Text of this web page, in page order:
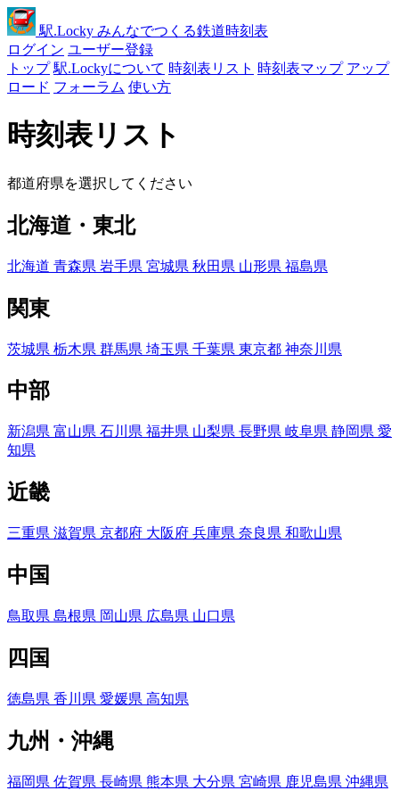
駅.Locky みんなでつくる鉄道時刻表
ログイン ユーザー登録
トップ 駅.Lockyについて 時刻表リスト 時刻表マップ アップ
ロード フォーラム 使い方
時刻表リスト
都道府県を選択してください
北海道・東北
北海道 青森県 岩手県 宮城県 秋田県 山形県 福島県
関東
茨城県 栃木県 群馬県 埼玉県 千葉県 東京都 神奈川県
中部
新潟県 富山県 石川県 福井県 山梨県 長野県 岐阜県 静岡県 愛
知県
近畿
三重県 滋賀県 京都府 大阪府 兵庫県 奈良県 和歌山県
中国
鳥取県 島根県 岡山県 広島県 山口県
四国
徳島県 香川県 愛媛県 高知県
九州・沖縄
福岡県 佐賀県 長崎県 熊本県 大分県 宮崎県 鹿児島県 沖縄県